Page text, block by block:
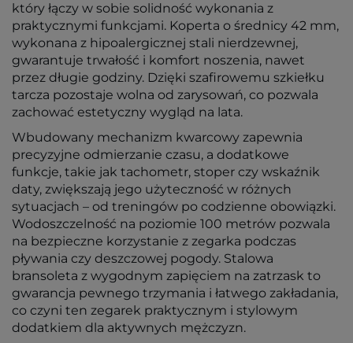
który łączy w sobie solidność wykonania z
praktycznymi funkcjami. Koperta o średnicy 42 mm,
wykonana z hipoalergicznej stali nierdzewnej,
gwarantuje trwałość i komfort noszenia, nawet
przez długie godziny. Dzięki szafirowemu szkiełku
tarcza pozostaje wolna od zarysowań, co pozwala
zachować estetyczny wygląd na lata.
Wbudowany mechanizm kwarcowy zapewnia
precyzyjne odmierzanie czasu, a dodatkowe
funkcje, takie jak tachometr, stoper czy wskaźnik
daty, zwiększają jego użyteczność w różnych
sytuacjach – od treningów po codzienne obowiązki.
Wodoszczelność na poziomie 100 metrów pozwala
na bezpieczne korzystanie z zegarka podczas
pływania czy deszczowej pogody. Stalowa
bransoleta z wygodnym zapięciem na zatrzask to
gwarancja pewnego trzymania i łatwego zakładania,
co czyni ten zegarek praktycznym i stylowym
dodatkiem dla aktywnych mężczyzn.